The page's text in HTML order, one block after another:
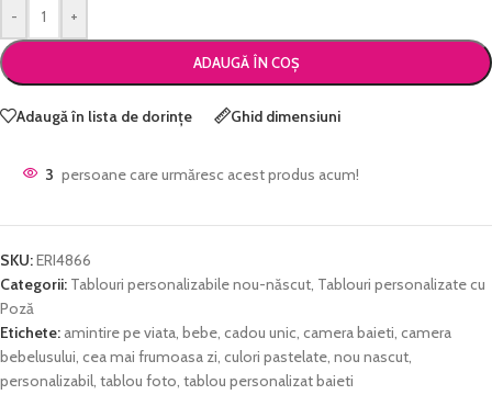
- +
ADAUGĂ ÎN COȘ
Adaugă în lista de dorințe Ghid dimensiuni
3 persoane care urmăresc acest produs acum!
SKU:ERI4866
Categorii: Tablouri personalizabile nou-născut, Tablouri personalizate cu
Poză
Etichete: amintire pe viata, bebe, cadou unic, camera baieti, camera
bebelusului, cea mai frumoasa zi, culori pastelate, nou nascut,
personalizabil, tablou foto, tablou personalizat baieti